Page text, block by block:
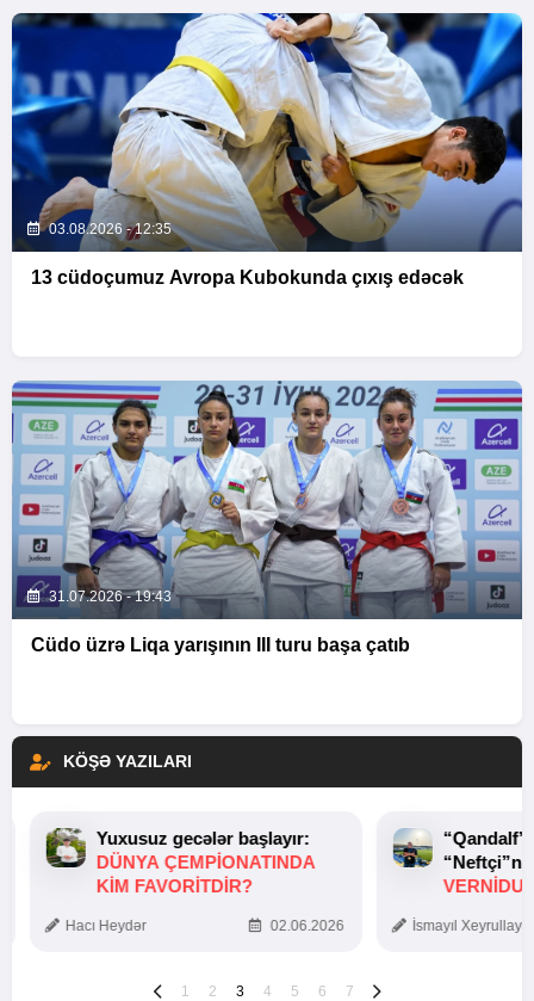
03.08.2026 - 12:35
13 cüdoçumuz Avropa Kubokunda çıxış edəcək
31.07.2026 - 19:43
Cüdo üzrə Liqa yarışının III turu başa çatıb
KÖŞƏ YAZILARI
Yuxusuz gecələr başlayır:
DÜNYA ÇEMPIONATINDA
KIM FAVORITDIR?
Hacı Heydər 02.06.2026 İsmayıl
1 2 3 4 5 6 7